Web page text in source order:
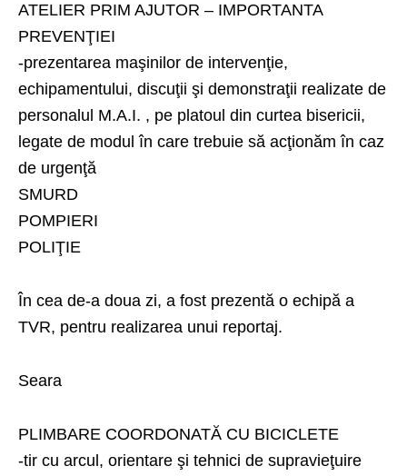
ATELIER PRIM AJUTOR – IMPORTANTA
PREVENŢIEI
-prezentarea maşinilor de intervenţie,
echipamentului, discuţii şi demonstraţii realizate de
personalul M.A.I. , pe platoul din curtea bisericii,
legate de modul în care trebuie să acţionăm în caz
de urgenţă
SMURD
POMPIERI
POLIŢIE
În cea de-a doua zi, a fost prezentă o echipă a
TVR, pentru realizarea unui reportaj.
Seara
PLIMBARE COORDONATĂ CU BICICLETE
-tir cu arcul, orientare şi tehnici de supravieţuire